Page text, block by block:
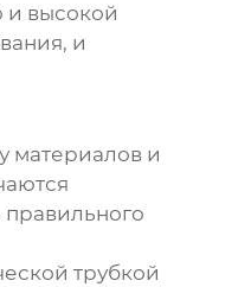
и высокой
и
материалов и
трубкой